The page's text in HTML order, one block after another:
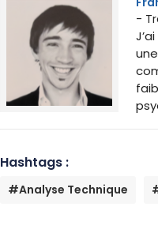
-
Hashtags :
#Analyse Technique